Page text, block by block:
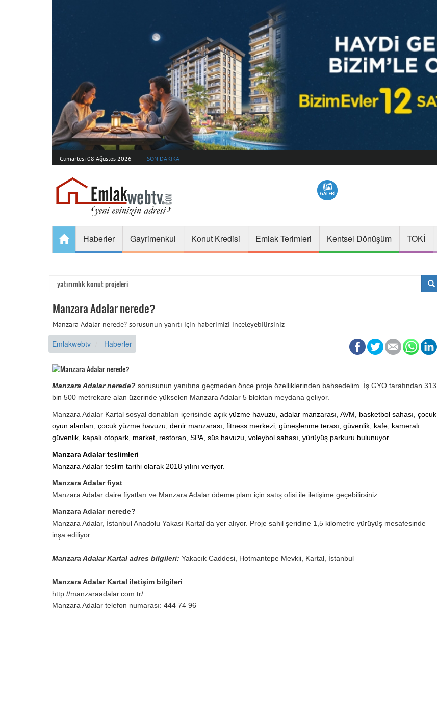
Cumartesi 08 Ağustos 2026 SON DAKİKA
Haberler Gayrimenkul Konut Kredisi Emlak Terimleri Kentsel Dönüşüm TOKİ
Manzara Adalar nerede?
Manzara Adalar nerede? sorusunun yanıtı için haberimizi inceleyebilirsiniz
Emlakwebtv Haberler
Manzara Adalar nerede? sorusunun yanıtına geçmeden önce proje özelliklerinden bahsedelim. İş GYO tarafından 313
bin 500 metrekare alan üzerinde yükselen Manzara Adalar 5 bloktan meydana geliyor.
Manzara Adalar Kartal sosyal donatıları içerisinde açık yüzme havuzu, adalar manzarası, AVM, basketbol sahası, çocuk
oyun alanları, çocuk yüzme havuzu, denir manzarası, fitness merkezi, güneşlenme terası, güvenlik, kafe, kameralı
güvenlik, kapalı otopark, market, restoran, SPA, süs havuzu, voleybol sahası, yürüyüş parkuru bulunuyor.
Manzara Adalar teslimleri
Manzara Adalar teslim tarihi olarak 2018 yılını veriyor.
Manzara Adalar fiyat
Manzara Adalar daire fiyatları ve Manzara Adalar ödeme planı için satış ofisi ile iletişime geçebilirsiniz.
Manzara Adalar nerede?
Manzara Adalar, İstanbul Anadolu Yakası Kartal'da yer alıyor. Proje sahil şeridine 1,5 kilometre yürüyüş mesafesinde
inşa ediliyor.
Manzara Adalar Kartal adres bilgileri: Yakacık Caddesi, Hotmantepe Mevkii, Kartal, İstanbul
Manzara Adalar Kartal iletişim bilgileri
http://manzaraadalar.com.tr/
Manzara Adalar telefon numarası: 444 74 96